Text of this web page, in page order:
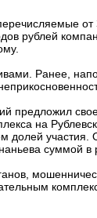
рублей
Ранее,
предложил
на
участия.
суммой